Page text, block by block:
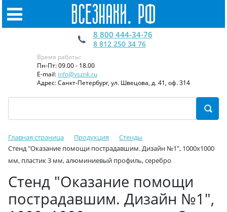
8 800 444-34-76
8 812 250 34 76
Время работы:
Пн-Пт: 09.00 - 18.00
E-mail: info@vsznk.ru
Адрес: Санкт-Петербург, ул. Швецова, д. 41, оф. 314
Главная страница Продукция
Стенды
Стенд "Оказание помощи пострадавшим. Дизайн №1", 1000х1000
мм, пластик 3 мм, алюминиевый профиль, серебро
Стенд "Оказание помощи
пострадавшим. Дизайн №1",